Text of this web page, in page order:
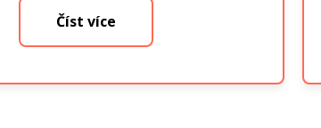
Číst více